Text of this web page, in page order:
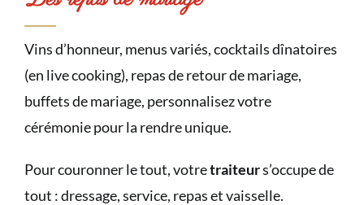
Vins d’honneur, menus variés, cocktails dînatoires
(en live cooking), repas de retour de mariage,
buffets de mariage, personnalisez votre
cérémonie pour la rendre unique.
Pour couronner le tout, votretraiteurs’occupe de
tout : dressage, service, repas et vaisselle.